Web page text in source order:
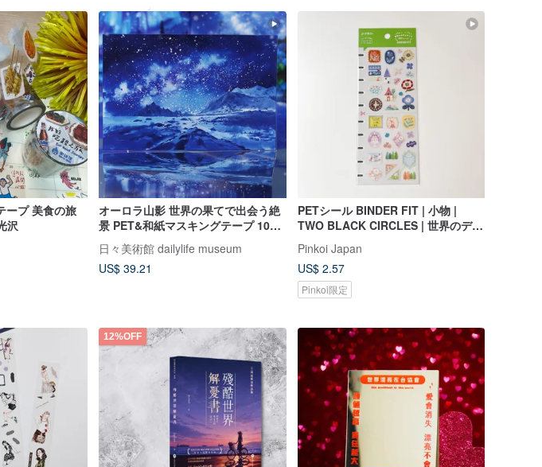
ープ 美食の旅
沢
オーロラ山影 世界の果てで出会う絶
景 PET&和紙マスキングテープ 10m
巻 巨大画幅
日々美術館 dailylife museum
US$ 39.21
PETシール BINDER FIT | 小物 |
TWO BLACK CIRCLES | 世界のデザ
イナーズ PET Sticker
Pinkoi Japan
US$ 2.57
Pinkoi限定
12%OFF